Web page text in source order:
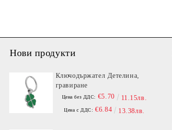
Нови продукти
Ключодържател Детелина,
гравиране
Цена без ДДС: €5.70 11.15лв.
Цена с ДДС: €6.84 13.38лв.